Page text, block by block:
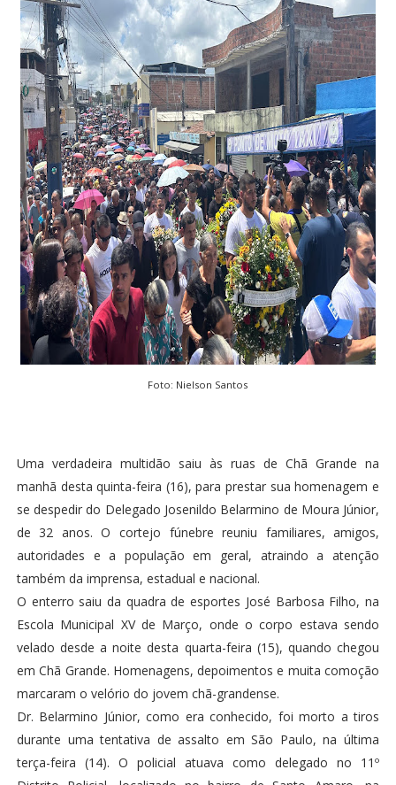
Foto: Nielson Santos
Uma verdadeira multidão saiu às ruas de Chã Grande na
manhã desta quinta-feira (16), para prestar sua homenagem e
se despedir do Delegado Josenildo Belarmino de Moura Júnior,
de 32 anos. O cortejo fúnebre reuniu familiares, amigos,
autoridades e a população em geral, atraindo a atenção
também da imprensa, estadual e nacional.
O enterro saiu da quadra de esportes José Barbosa Filho, na
Escola Municipal XV de Março, onde o corpo estava sendo
velado desde a noite desta quarta-feira (15), quando chegou
em Chã Grande. Homenagens, depoimentos e muita comoção
marcaram o velório do jovem chã-grandense.
Dr. Belarmino Júnior, como era conhecido, foi morto a tiros
durante uma tentativa de assalto em São Paulo, na última
terça-feira (14). O policial atuava como delegado no 11º